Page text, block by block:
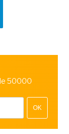
50000
OK